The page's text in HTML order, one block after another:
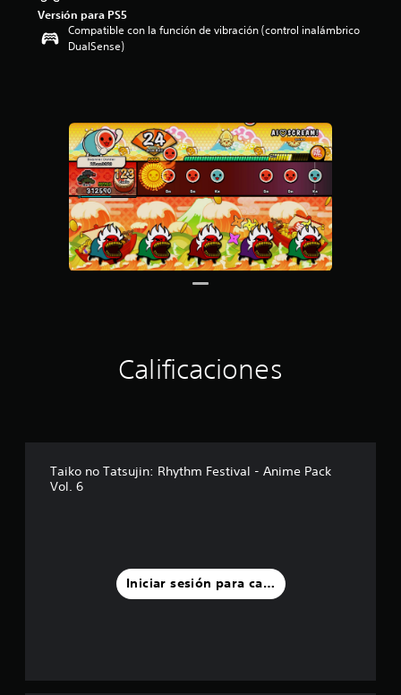
Versión para PS5
Compatible con la función de vibración (control inalámbrico
DualSense)
Calificaciones
Taiko no Tatsujin: Rhythm Festival - Anime Pack
Vol. 6
Iniciar sesión para calificar